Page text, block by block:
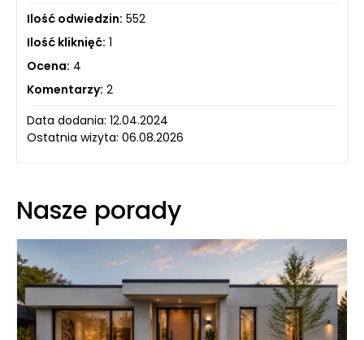
Ilość odwiedzin: 552
Ilość kliknięć: 1
Ocena: 4
Komentarzy: 2
Data dodania: 12.04.2024
Ostatnia wizyta: 06.08.2026
Nasze porady